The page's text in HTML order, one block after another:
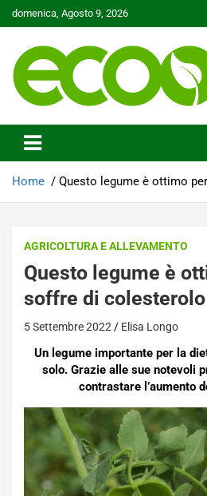
Skip
to
domenica, Agosto 9, 2026
Ecoo.it
Home Questo legume è ottimo
AGRICOLTURA E ALLEVAMENTO
Questo legume è
soffre di colesterolo
5 Settembre 2022 Elisa Longo
Un legume importante per la
solo. Grazie alle sue notevoli
contrastare l’aumento